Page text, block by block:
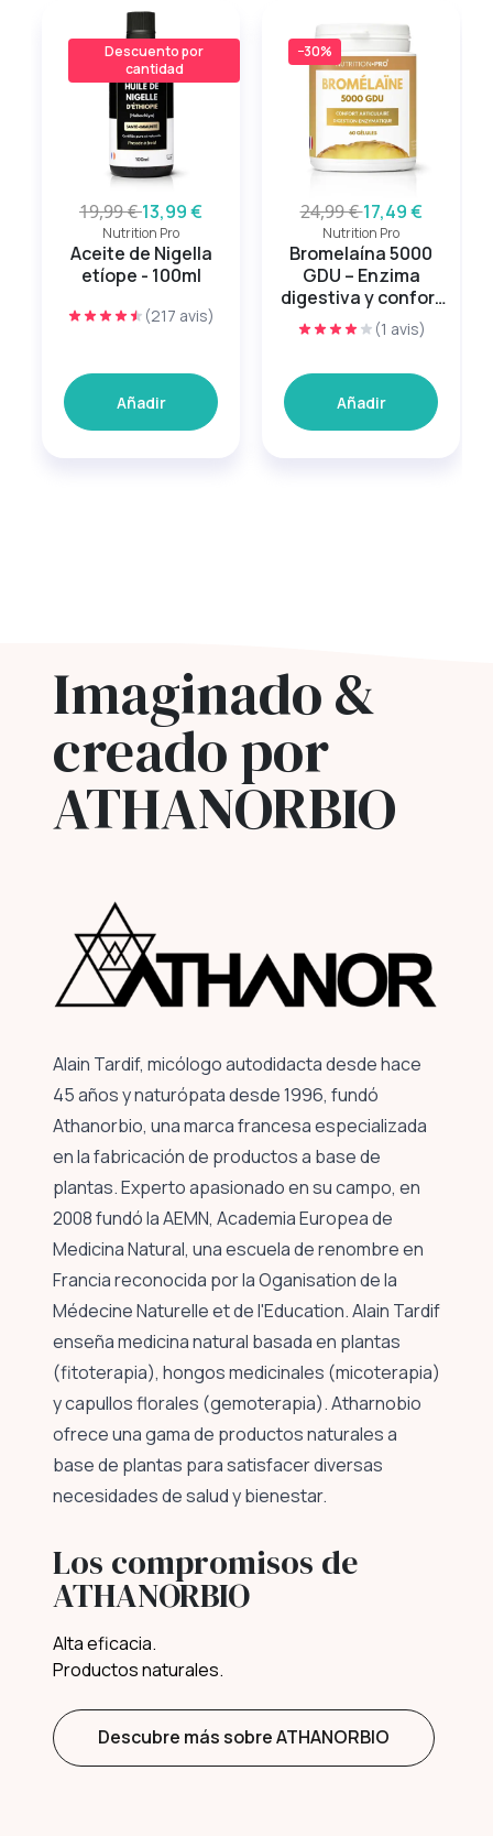
Descuento por
cantidad
19,99 €13,99 €
Nutrition Pro
Aceite de Nigella
etíope - 100ml
(217 avis)
Añadir
−30%
24,99 €17,49 €
Nutrition Pro
Bromelaína 5000
GDU – Enzima
digestiva y confort
articular(1 avis)
Añadir
Imaginado &
creado por
ATHANORBIO
Alain Tardif, micólogo autodidacta desde hace
45 años y naturópata desde 1996, fundó
Athanorbio, una marca francesa especializada
en la fabricación de productos a base de
plantas. Experto apasionado en su campo, en
2008 fundó la AEMN, Academia Europea de
Medicina Natural, una escuela de renombre en
Francia reconocida por la Oganisation de la
Médecine Naturelle et de l'Education. Alain Tardif
enseña medicina natural basada en plantas
(fitoterapia), hongos medicinales (micoterapia)
y capullos florales (gemoterapia). Atharnobio
ofrece una gama de productos naturales a
base de plantas para satisfacer diversas
necesidades de salud y bienestar.
Los compromisos de
ATHANORBIO
Alta eficacia.
Productos naturales.
Descubre más sobre ATHANORBIO